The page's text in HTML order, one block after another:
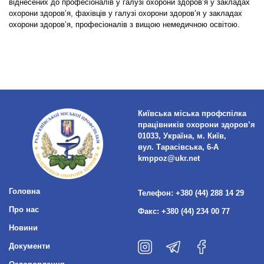
віднесених до професіоналів у галузі охорони здоров’я у закладах
охорони здоров’я, фахівців у галузі охорони здоров’я у закладах
охорони здоров’я, професіоналів з вищою немедичною освітою.
Головна
Про нас
Новини
Документи
Київська міська профспілка
працівників охорони здоров’я
01033, Україна, м. Київ,
вул. Тарасівська, 6-А
kmppoz@ukr.net
Телефон: +380 (44) 288 14 29
Факс: +380 (44) 234 00 77